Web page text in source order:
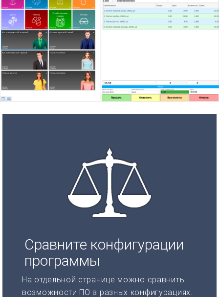
Сравните конфигурации
программы
На отдельной странице можно сравнить
возможности ПО в разных конфигурациях.